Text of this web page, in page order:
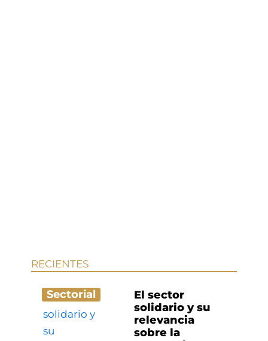
RECIENTES
Sectorial
El sector
solidario y su
relevancia
sobre la